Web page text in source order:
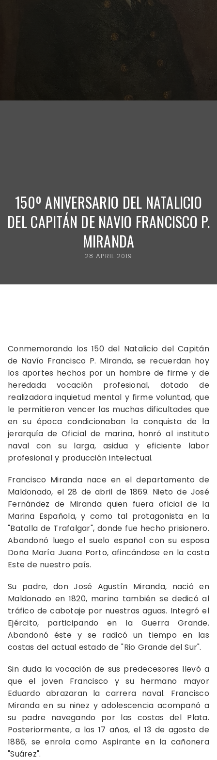
150º ANIVERSARIO DEL NATALICIO
DEL CAPITÁN DE NAVIO FRANCISCO P.
MIRANDA
28 APRIL 2019
Conmemorando los 150 del Natalicio del Capitán
de Navío Francisco P. Miranda, se recuerdan hoy
los aportes hechos por un hombre de firme y de
heredada vocación profesional, dotado de
realizadora inquietud mental y firme voluntad, que
le permitieron vencer las muchas dificultades que
en su época condicionaban la conquista de la
jerarquía de Oficial de marina, honró al instituto
naval con su larga, asidua y eficiente labor
profesional y producción intelectual.
Francisco Miranda nace en el departamento de
Maldonado, el 28 de abril de 1869. Nieto de José
Fernández de Miranda quien fuera oficial de la
Marina Española, y como tal protagonista en la
"Batalla de Trafalgar", donde fue hecho prisionero.
Abandonó luego el suelo español con su esposa
Doña María Juana Porto, afincándose en la costa
Este de nuestro país.
Su padre, don José Agustín Miranda, nació en
Maldonado en 1820, marino también se dedicó al
tráfico de cabotaje por nuestras aguas. Integró el
Ejército, participando en la Guerra Grande.
Abandonó éste y se radicó un tiempo en las
costas del actual estado de "Rio Grande del Sur".
Sin duda la vocación de sus predecesores llevó a
que el joven Francisco y su hermano mayor
Eduardo abrazaran la carrera naval. Francisco
Miranda en su niñez y adolescencia acompañó a
su padre navegando por las costas del Plata.
Posteriormente, a los 17 años, el 13 de agosto de
1886, se enrola como Aspirante en la cañonera
"Suárez".